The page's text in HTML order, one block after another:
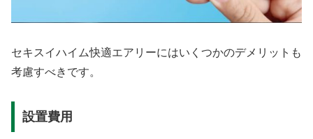
セキスイハイム快適エアリーにはいくつかのデメリットも
考慮すべきです。
設置費用